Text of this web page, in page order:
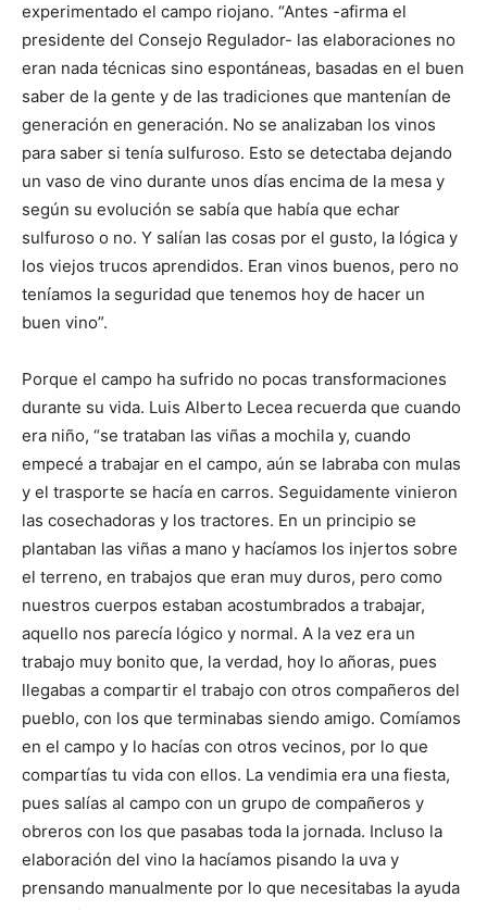
experimentado el campo riojano. “Antes -afirma el
presidente del Consejo Regulador- las elaboraciones no
eran nada técnicas sino espontáneas, basadas en el buen
saber de la gente y de las tradiciones que mantenían de
generación en generación. No se analizaban los vinos
para saber si tenía sulfuroso. Esto se detectaba dejando
un vaso de vino durante unos días encima de la mesa y
según su evolución se sabía que había que echar
sulfuroso o no. Y salían las cosas por el gusto, la lógica y
los viejos trucos aprendidos. Eran vinos buenos, pero no
teníamos la seguridad que tenemos hoy de hacer un
buen vino”.
Porque el campo ha sufrido no pocas transformaciones
durante su vida. Luis Alberto Lecea recuerda que cuando
era niño, “se trataban las viñas a mochila y, cuando
empecé a trabajar en el campo, aún se labraba con mulas
y el trasporte se hacía en carros. Seguidamente vinieron
las cosechadoras y los tractores. En un principio se
plantaban las viñas a mano y hacíamos los injertos sobre
el terreno, en trabajos que eran muy duros, pero como
nuestros cuerpos estaban acostumbrados a trabajar,
aquello nos parecía lógico y normal. A la vez era un
trabajo muy bonito que, la verdad, hoy lo añoras, pues
llegabas a compartir el trabajo con otros compañeros del
pueblo, con los que terminabas siendo amigo. Comíamos
en el campo y lo hacías con otros vecinos, por lo que
compartías tu vida con ellos. La vendimia era una fiesta,
pues salías al campo con un grupo de compañeros y
obreros con los que pasabas toda la jornada. Incluso la
elaboración del vino la hacíamos pisando la uva y
prensando manualmente por lo que necesitabas la ayuda